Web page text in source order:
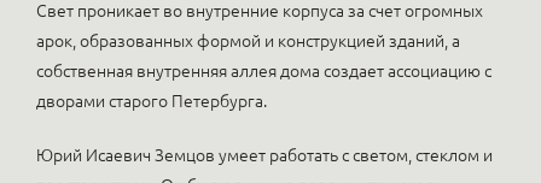
Свет проникает во внутренние корпуса за счет огромных
арок, образованных формой и конструкцией зданий, а
собственная внутренняя аллея дома создает ассоциацию с
дворами старого Петербурга.
Юрий Исаевич Земцов умеет работать с светом, стеклом и